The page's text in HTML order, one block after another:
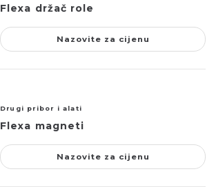
Flexa držač role
Nazovite za cijenu
Drugi pribor i alati
Flexa magneti
Nazovite za cijenu